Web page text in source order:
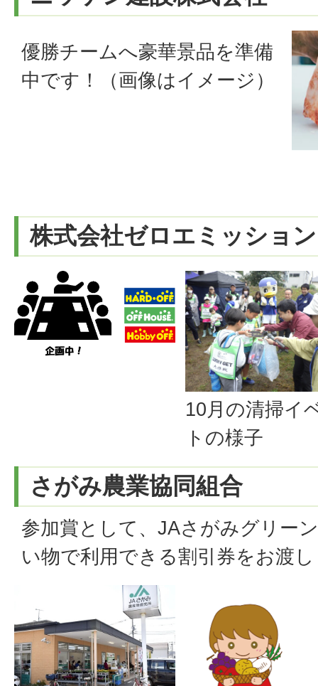
優勝チームへ豪華景品を準備
中です！（画像はイメージ）
株式会社ゼロエミッション
10月の清掃イ
トの様子
さがみ農業協同組合
参加賞として、JAさがみグリー
い物で利用できる割引券をお渡